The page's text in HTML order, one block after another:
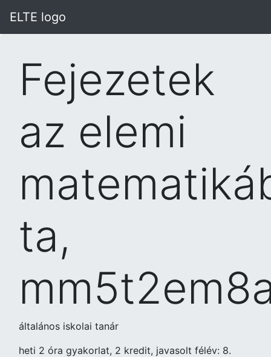
ELTE logo
Fejezetek
az elemi
ta,
általános iskolai tanár
heti 2 óra gyakorlat, 2 kredit, javasolt félév: 8.